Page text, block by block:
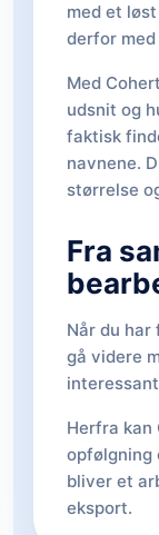
med et
derfor
Med
udsnit og
faktisk
navnene.
størrelse
Fra
Når du
gå videre
Herfra kan
opfølgning
bliver et
eksport.